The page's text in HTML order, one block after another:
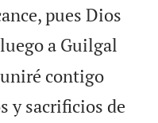
pues Dios
a Guilgal
contigo
y sacrificios de